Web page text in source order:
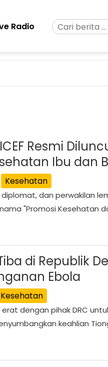
Radio
Resmi
Ibu dan
Kesehatan
dan perwakilan
"Promosi Kesehatan
di Republik
Ebola
Kesehatan
dengan pihak DRC
keahlian